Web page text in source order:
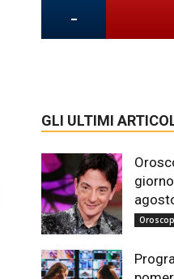
-
GLI ULTIMI